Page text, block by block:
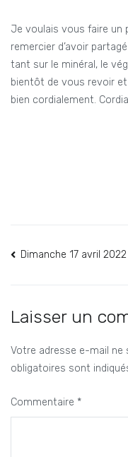
Je voulais vous faire
remercier d’avoir
tant sur le minéral, le
bientôt de vous revoir et
bien cordialement.
Navigation
l’article
Dimanche 17 avril
Laisser un
Votre adresse e-mail ne
obligatoires sont
Commentaire *